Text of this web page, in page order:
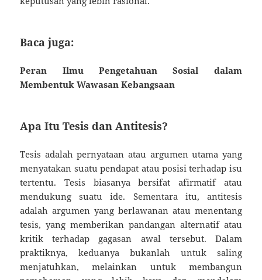
Baca juga:
Peran Ilmu Pengetahuan Sosial dalam
Membentuk Wawasan Kebangsaan
Apa Itu Tesis dan Antitesis?
Tesis adalah pernyataan atau argumen utama yang
menyatakan suatu pendapat atau posisi terhadap isu
tertentu. Tesis biasanya bersifat afirmatif atau
mendukung suatu ide. Sementara itu, antitesis
adalah argumen yang berlawanan atau menentang
tesis, yang memberikan pandangan alternatif atau
kritik terhadap gagasan awal tersebut. Dalam
praktiknya, keduanya bukanlah untuk saling
menjatuhkan, melainkan untuk membangun